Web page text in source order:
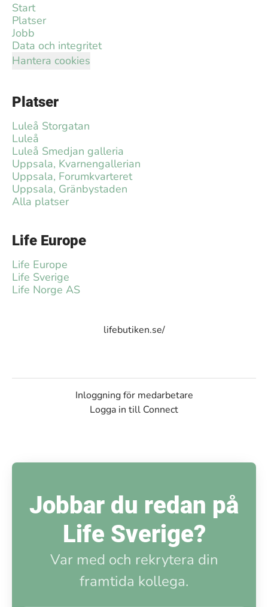
Start
Platser
Jobb
Data och integritet
Hantera cookies
Platser
Luleå Storgatan
Luleå
Luleå Smedjan galleria
Uppsala, Kvarnengallerian
Uppsala, Forumkvarteret
Uppsala, Gränbystaden
Alla platser
Life Europe
Life Europe
Life Sverige
Life Norge AS
lifebutiken.se/
Inloggning för medarbetare
Logga in till Connect
Jobbar du redan på
Life Sverige?
Var med och rekrytera din
framtida kollega.